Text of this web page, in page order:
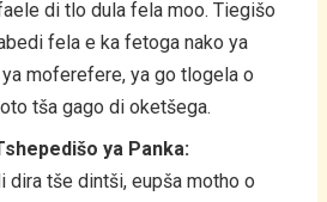
di tlo dula fela moo. Tiegišo
fela e ka fetoga nako ya
moferefere, ya go tlogela o
tša gago di oketšega.
ya Panka:
dira tše dintši, eupša motho o